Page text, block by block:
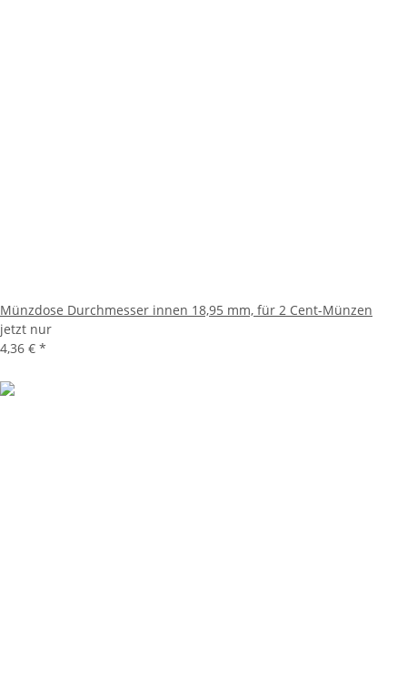
Münzdose Durchmesser innen 18,95 mm, für 2 Cent-Münzen
jetzt nur
4,36 € *